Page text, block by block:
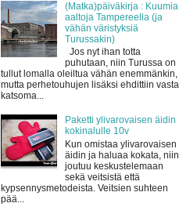
(Matka)päiväkirja : Kuumia
aaltoja Tampereella (ja
vähän väristyksiä
Turussakin)
Jos nyt ihan totta
puhutaan, niin Turussa on
tullut lomalla oleiltua vähän enemmänkin,
mutta perhetouhujen lisäksi ehdittiin vasta
katsoma...
Paketti ylivarovaisen äidin
kokinalulle 10v
Kun omistaa ylivarovaisen
äidin ja haluaa kokata, niin
joutuu keskustelemaan
sekä veitsistä että
kypsennysmetodeista. Veitsien suhteen
pää...